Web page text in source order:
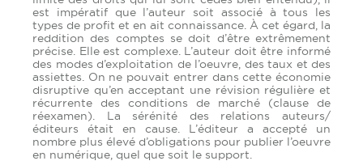
est impératif que l’auteur soit associé à tous les
types de profit et en ait connaissance. À cet égard, la
reddition des comptes se doit d’être extrêmement
précise. Elle est complexe. L’auteur doit être informé
des modes d’exploitation de l’oeuvre, des taux et des
assiettes. On ne pouvait entrer dans cette économie
disruptive qu’en acceptant une révision régulière et
récurrente des conditions de marché (clause de
réexamen). La sérénité des relations auteurs/
éditeurs était en cause. L’éditeur a accepté un
nombre plus élevé d’obligations pour publier l’oeuvre
en numérique, quel que soit le support.